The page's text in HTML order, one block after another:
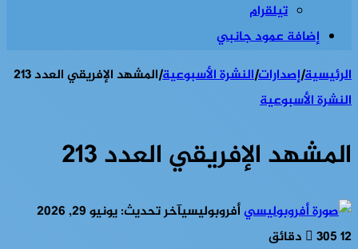
تيلقرام
إضافة عمود جانبي
الرئيسية|إصدارات|النشرة الأسبوعية|المشهد الإفريقي العدد 213
النشرة الأسبوعية
المشهد الإفريقي العدد 213
أفروبوليسيآخر تحديث: يونيو 29, 2026
30512 دقائق